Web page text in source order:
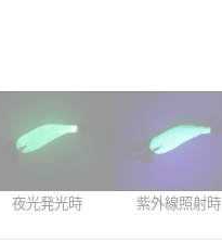
夜光発光時 紫外線照射時